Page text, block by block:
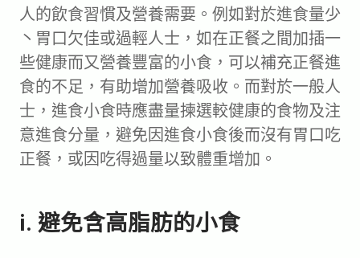
人的飲食習慣及營養需要。例如對於進食量少
丶胃口欠佳或過輕人士，如在正餐之間加插一
些健康而又營養豐富的小食，可以補充正餐進
食的不足，有助增加營養吸收。而對於一般人
士，進食小食時應盡量揀選較健康的食物及注
意進食分量，避免因進食小食後而沒有胃口吃
正餐，或因吃得過量以致體重增加。
i. 避免含高脂肪的小食